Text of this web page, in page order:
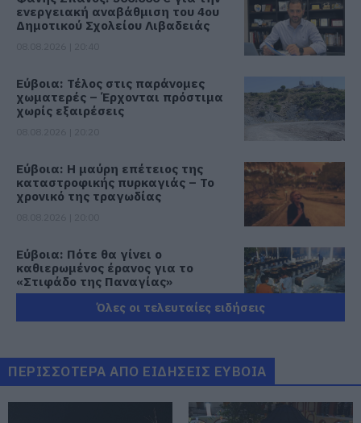
ενεργειακή αναβάθμιση του 4ου
Δημοτικού Σχολείου Λιβαδειάς
Εύβοια: Τέλος στις παράνομες
χωματερές – Έρχονται πρόστιμα
χωρίς εξαιρέσεις
Εύβοια: Η μαύρη επέτειος της
καταστροφικής πυρκαγιάς – Το
χρονικό της τραγωδίας
Εύβοια: Πότε θα γίνει ο
καθιερωμένος έρανος για το
«Στιφάδο της Παναγίας»
08.08.2026 | 19:40
στη Θεσσαλονίκη
08.08.2026 | 19:20
Όλες οι τελευταίες ειδήσεις
ΠΕΡΙΣΣΟΤΕΡΑ ΑΠΟ ΕΙΔΗΣΕΙΣ ΕΥΒΟΙΑ